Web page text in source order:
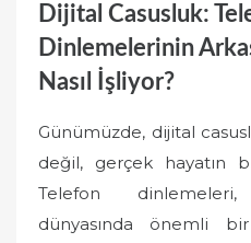
Dijital Casusluk:
Dinlemelerinin
Nasıl İşliyor?
Günümüzde, dijital
değil, gerçek hayatın
Telefon
dünyasında önemli